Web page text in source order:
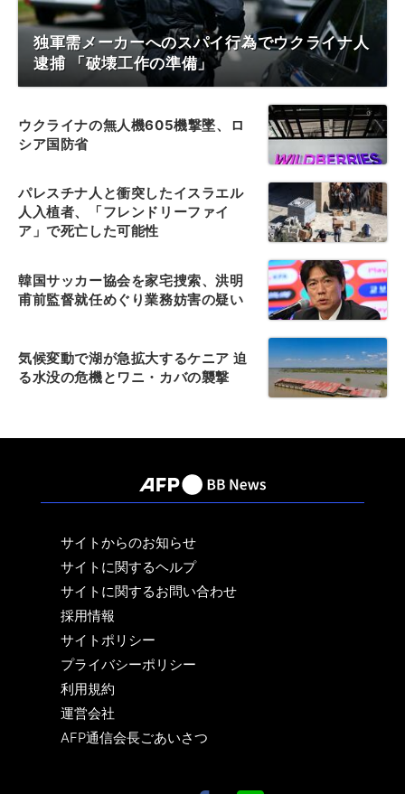
独軍需メーカーへのスパイ行為でウクライナ人
逮捕 「破壊工作の準備」
ウクライナの無人機605機撃墜、ロ
シア国防省
パレスチナ人と衝突したイスラエル
人入植者、「フレンドリーファイ
ア」で死亡した可能性
韓国サッカー協会を家宅捜索、洪明
甫前監督就任めぐり業務妨害の疑い
気候変動で湖が急拡大するケニア 迫
る水没の危機とワニ・カバの襲撃
サイトからのお知らせ
サイトに関するヘルプ
サイトに関するお問い合わせ
採用情報
サイトポリシー
プライバシーポリシー
利用規約
運営会社
AFP通信会長ごあいさつ